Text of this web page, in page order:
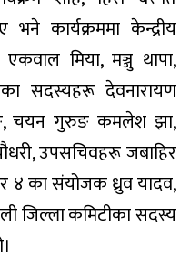
कार्यक्रममा केन्द्रीय
मिया, मञ्जु थापा,
सदस्यहरू देवनारायण
चयन गुरुङ कमलेश झा,
उपसचिवहरू जबाहिर
४ का संयोजक ध्रुव यादव,
जिल्ला कमिटीका सदस्य